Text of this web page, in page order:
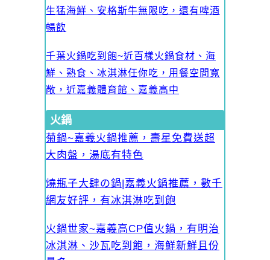
生猛海鮮、安格斯牛無限吃，還有啤酒
暢飲
千葉火鍋吃到飽~近百樣火鍋食材、海
鮮、熟食、冰淇淋任你吃，用餐空間寬
敞，近嘉義體育館、嘉義高中
火鍋
菊鍋~嘉義火鍋推薦，壽星免費送超
大肉盤，湯底有特色
燒瓶子大肆の鍋|嘉義火鍋推薦，數千
網友好評，有冰淇淋吃到飽
火鍋世家~嘉義高CP值火鍋，有明治
冰淇淋、沙瓦吃到飽，海鮮新鮮且份